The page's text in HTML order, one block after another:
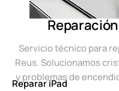
Servicio técnico para
Reus. Solucionamos
y problemas de
Reparar iPad